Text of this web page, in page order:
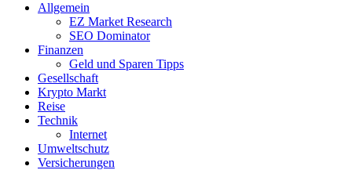
Allgemein
EZ Market Research
SEO Dominator
Finanzen
Geld und Sparen Tipps
Gesellschaft
Krypto Markt
Reise
Technik
Internet
Umweltschutz
Versicherungen